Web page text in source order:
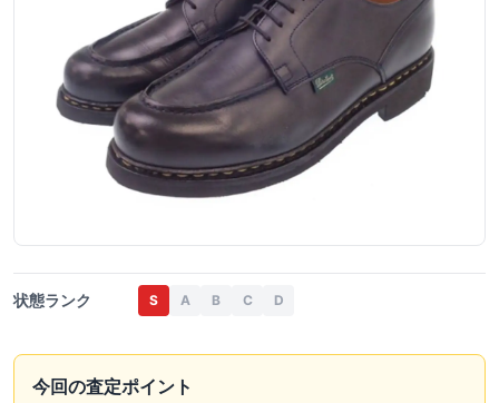
状態ランク S A B C D
今回の査定ポイント